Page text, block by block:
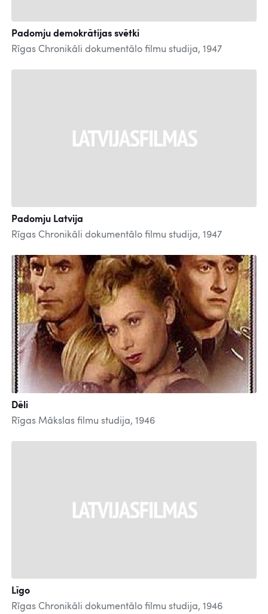
Padomju demokrātijas svētki
Rīgas Chronikāli dokumentālo filmu studija, 1947
Padomju Latvija
Rīgas Chronikāli dokumentālo filmu studija, 1947
Dēli
Rīgas Mākslas filmu studija, 1946
Līgo
Rīgas Chronikāli dokumentālo filmu studija, 1946